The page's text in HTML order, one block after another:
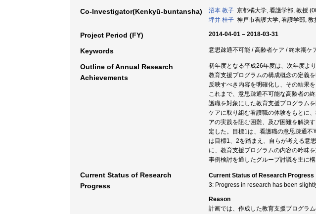
Co-Investigator(Kenkyū-buntansha) 沼本 教子 京都橘大学, 看護学部, 教授
坪井 桂子 神戸市看護大学, 看護学部,
Project Period (FY) 2014-04-01 – 2018-03-31
Keywords 意思疎通不可能 / 高齢者ケア / 終末期
Outline of Annual Research
Achievements
初年度となる平成26年度は、次年度よ
教育支援プログラムの構成概念の定義
反映すべき内容を明確化し、その結果
これまで、意思疎通不可能な高齢者の
護職を対象にした教育支援プログラム
ケアに取り組む看護職の体験をもとに
アの実践を阻む困難、及び困難を解決
定した。目標1は、看護職の意思疎通
は目標1、2を踏まえ、自らが考える意
に、教育支援プログラムの内容の吟味
事例検討を通したグループ討議を主に構
Current Status of Research
Progress
Current Status of Research Progress
3: Progress in research has been
Reason
計画では、作成した教育支援プログラ